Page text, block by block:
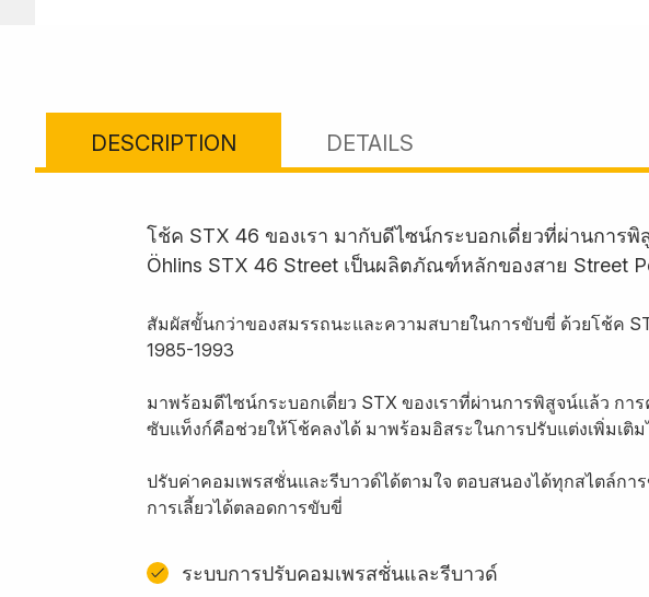
DESCRIPTION DETAILS
โช้ค STX 46 ของเรา มากับดีไซน์กระบอกเดี่ยวที่ผ่านกา
Öhlins STX 46 Street เป็นผลิตภัณฑ์หลักของสาย Street
สัมผัสขั้นกว่าของสมรรถนะและความสบายในการขับขี่ ด้วยโช้ค
1985-1993
มาพร้อมดีไซน์กระบอกเดี่ยว STX ของเราที่ผ่านการพิสูจน์แล้ว
ซับแท็งก์คือช่วยให้โช้คลงได้ มาพร้อมอิสระในการปรับแต่งเพิ่มเติม
ปรับค่าคอมเพรสชั่นและรีบาวด์ได้ตามใจ ตอบสนองได้ทุกสไตล์ก
การเลี้ยวได้ตลอดการขับขี่
ระบบการปรับคอมเพรสชั่นและรีบาวด์